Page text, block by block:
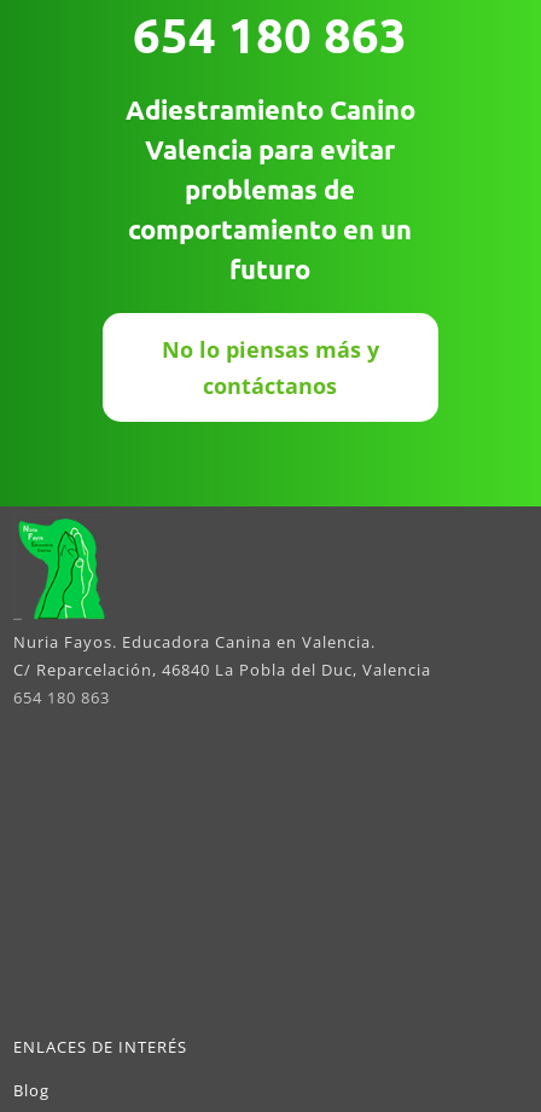
654 180 863
Adiestramiento Canino
Valencia para evitar
problemas de
comportamiento en un
futuro
No lo piensas más y
contáctanos
Nuria Fayos. Educadora Canina en Valencia.
C/ Reparcelación, 46840 La Pobla del Duc, Valencia
654 180 863
ENLACES DE INTERÉS
Blog